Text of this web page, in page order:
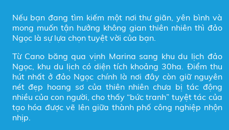
Nếu bạn đang tìm kiếm một nơi thư giãn, yên bình và
mong muốn tận hưởng không gian thiên nhiên thì đảo
Ngọc là sự lựa chọn tuyệt vời của bạn.
Từ Cano băng qua vịnh Marina sang khu du lịch đảo
Ngọc, khu du lịch có diện tích khoảng 30ha. Điểm thu
hút nhất ở đảo Ngọc chính là nơi đây còn giữ nguyên
nét đẹp hoang sơ của thiên nhiên chưa bị tác động
nhiều của con người, cho thấy “bức tranh” tuyệt tác của
tạo hóa được vẽ lên giữa thành phố công nghiệp nhộn
nhịp.